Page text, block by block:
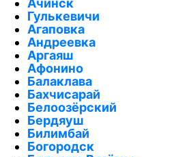
Гулькевичи
Агаповка
Андреевка
Аргаяш
Афонино
Балаклава
Бахчисарай
Белоозёрский
Бердяуш
Билимбай
Богородск